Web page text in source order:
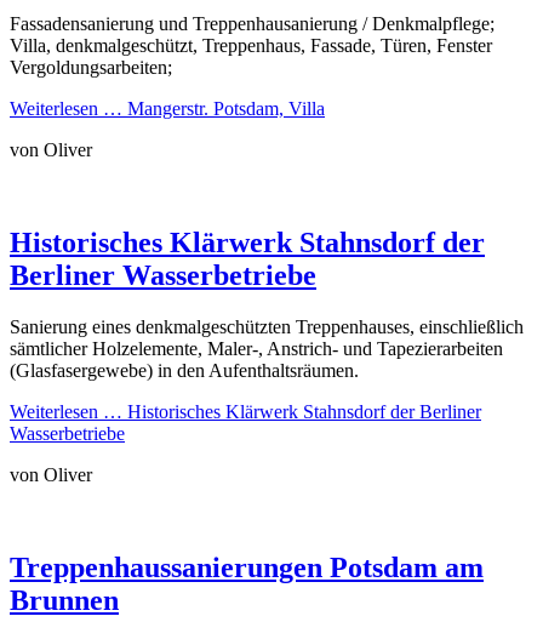
Fassadensanierung und Treppenhausanierung / Denkmalpflege;
Villa, denkmalgeschützt, Treppenhaus, Fassade, Türen, Fenster
Vergoldungsarbeiten;
Weiterlesen … Mangerstr. Potsdam, Villa
von Oliver
Historisches Klärwerk Stahnsdorf der
Berliner Wasserbetriebe
Sanierung eines denkmalgeschützten Treppenhauses, einschließlich
sämtlicher Holzelemente, Maler-, Anstrich- und Tapezierarbeiten
(Glasfasergewebe) in den Aufenthaltsräumen.
Weiterlesen … Historisches Klärwerk Stahnsdorf der Berliner
Wasserbetriebe
von Oliver
Treppenhaussanierungen Potsdam am
Brunnen